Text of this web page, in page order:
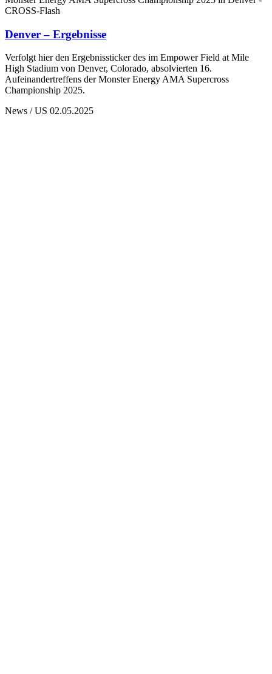
CROSS-Flash
Denver – Ergebnisse
Verfolgt hier den Ergebnissticker des im Empower Field at Mile
High Stadium von Denver, Colorado, absolvierten 16.
Aufeinandertreffens der Monster Energy AMA Supercross
Championship 2025.
News / US 02.05.2025